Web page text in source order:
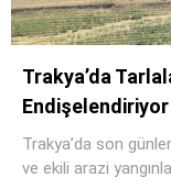
Trakya’da
Endişelendiriyor
Trakya’da son
ve ekili arazi